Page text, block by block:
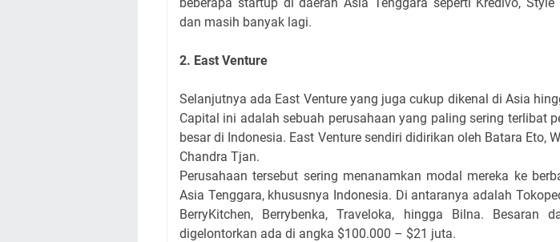
dan masih banyak lagi.
2. East Venture
Selanjutnya ada East Venture yang juga cukup dikenal di Asia
Capital ini adalah sebuah perusahaan yang paling sering terlibat
besar di Indonesia. East Venture sendiri didirikan oleh Batara Eto,
Chandra Tjan.
Perusahaan tersebut sering menanamkan modal mereka ke
Asia Tenggara, khususnya Indonesia. Di antaranya adalah
BerryKitchen, Berrybenka, Traveloka, hingga Bilna. Besaran
digelontorkan ada di angka $100.000 – $21 juta.